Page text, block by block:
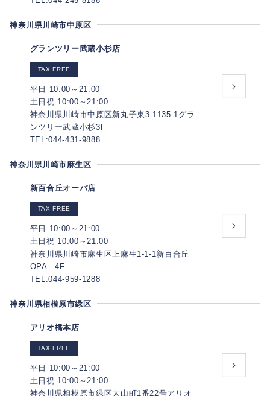
神奈川県川崎市中原区
グランツリー武蔵小杉店
TAX FREE
平日 10:00～21:00
土日祝 10:00～21:00
神奈川県川崎市中原区新丸子東3-1135-1グラ
ンツリー武蔵小杉3F
TEL:044-431-9888
神奈川県川崎市麻生区
新百合丘オーパ店
TAX FREE
平日 10:00～21:00
土日祝 10:00～21:00
神奈川県川崎市麻生区上麻生1-1-1新百合丘
OPA 4F
TEL:044-959-1288
神奈川県相模原市緑区
アリオ橋本店
TAX FREE
平日 10:00～21:00
土日祝 10:00～21:00
神奈川県相模原市緑区大山町1番22号アリオ